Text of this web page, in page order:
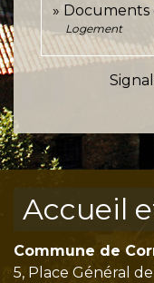
Documents
Logement
Accueil
Commune de
5, Place Général